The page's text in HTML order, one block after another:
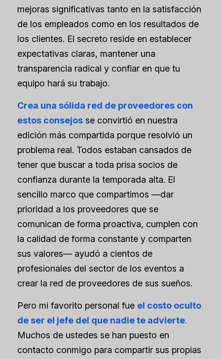
mejoras significativas tanto en la satisfacción
de los empleados como en los resultados de
los clientes. El secreto reside en establecer
expectativas claras, mantener una
transparencia radical y confiar en que tu
equipo hará su trabajo.
Crea una sólida red de proveedores con
estos consejos se convirtió en nuestra
edición más compartida porque resolvió un
problema real. Todos estaban cansados de
tener que buscar a toda prisa socios de
confianza durante la temporada alta. El
sencillo marco que compartimos —dar
prioridad a los proveedores que se
comunican de forma proactiva, cumplen con
la calidad de forma constante y comparten
sus valores— ayudó a cientos de
profesionales del sector de los eventos a
crear la red de proveedores de sus sueños.
Pero mi favorito personal fue el costo oculto
de ser el jefe del que nadie te advierte.
Muchos de ustedes se han puesto en
contacto conmigo para compartir sus propias